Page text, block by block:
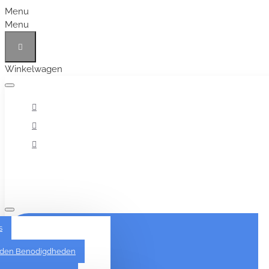
Menu
Menu
Winkelwagen
Alles
Benodigdheden